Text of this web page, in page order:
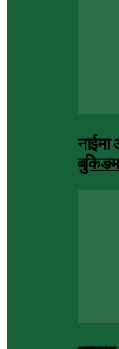
नाईमा